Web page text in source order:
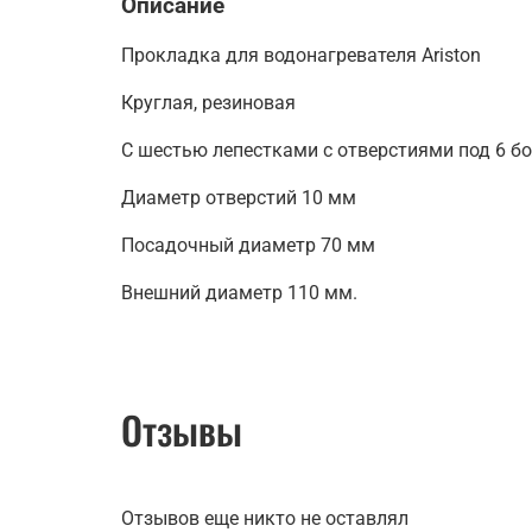
Описание
Прокладка для водонагревателя Ariston
Круглая, резиновая
С шестью лепестками с отверстиями под 6
Диаметр отверстий 10 мм
Посадочный диаметр 70 мм
Внешний диаметр 110 мм.
Отзывы
Отзывов еще никто не оставлял